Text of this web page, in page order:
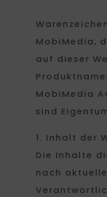
Warenzeichen
MobiMedia,
auf dieser
MobiMedia
sind
1. Inhalt der
Die Inhalte
nach